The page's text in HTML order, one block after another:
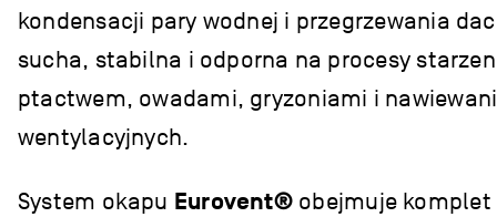
kondensacji pary wodnej i przegrzewania
sucha, stabilna i odporna na procesy
ptactwem, owadami, gryzoniami i
wentylacyjnych.
System okapu Eurovent®obejmuje komplet